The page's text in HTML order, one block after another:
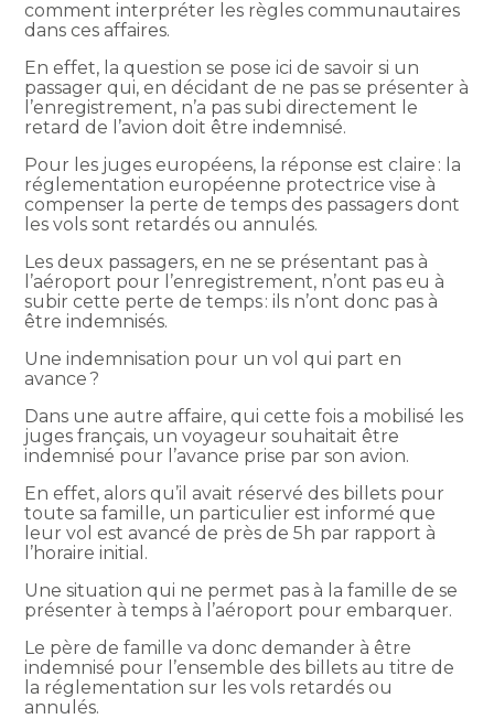
comment interpréter les règles communautaires
dans ces affaires.
En effet, la question se pose ici de savoir si un
passager qui, en décidant de ne pas se présenter à
l’enregistrement, n’a pas subi directement le
retard de l’avion doit être indemnisé.
Pour les juges européens, la réponse est claire : la
réglementation européenne protectrice vise à
compenser la perte de temps des passagers dont
les vols sont retardés ou annulés.
Les deux passagers, en ne se présentant pas à
l’aéroport pour l’enregistrement, n’ont pas eu à
subir cette perte de temps : ils n’ont donc pas à
être indemnisés.
Une indemnisation pour un vol qui part en
avance ?
Dans une autre affaire, qui cette fois a mobilisé les
juges français, un voyageur souhaitait être
indemnisé pour l’avance prise par son avion.
En effet, alors qu’il avait réservé des billets pour
toute sa famille, un particulier est informé que
leur vol est avancé de près de 5h par rapport à
l’horaire initial.
Une situation qui ne permet pas à la famille de se
présenter à temps à l’aéroport pour embarquer.
Le père de famille va donc demander à être
indemnisé pour l’ensemble des billets au titre de
la réglementation sur les vols retardés ou
annulés.